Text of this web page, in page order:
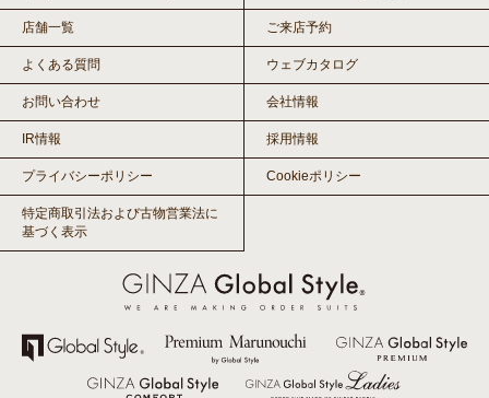
店舗一覧 ご来店予約
よくある質問 ウェブカタログ
お問い合わせ 会社情報
IR情報 採用情報
プライバシーポリシー Cookieポリシー
特定商取引法および古物営業法に
基づく表示